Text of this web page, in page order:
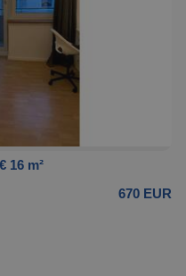
16 m²
670 EUR